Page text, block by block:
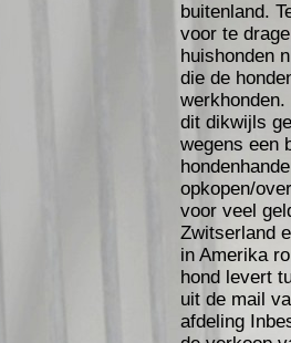
buitenland.
voor te
huishonden
die de
dit dikwijls
wegens een
opkopen/
voor veel
Zwitserland
in Amerika
hond levert
uit de mail
afdeling